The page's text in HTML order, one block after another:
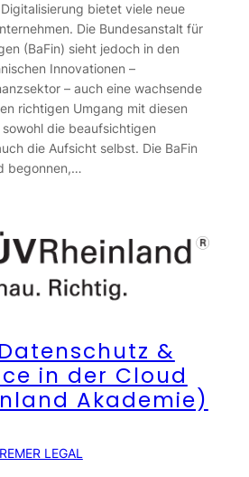
bietet viele neue
Die Bundesanstalt für
(BaFin) sieht jedoch in den
Innovationen –
– auch eine wachsende
richtigen Umgang mit diesen
die beaufsichtigen
die Aufsicht selbst. Die BaFin
begonnen,…
&
in der Cloud
Akademie)
LEGAL